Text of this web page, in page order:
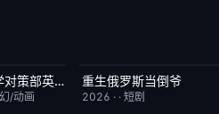
10.01999！神秘学对策部英语
/动画
完结
重生俄罗斯当倒爷
2026 · · 短剧